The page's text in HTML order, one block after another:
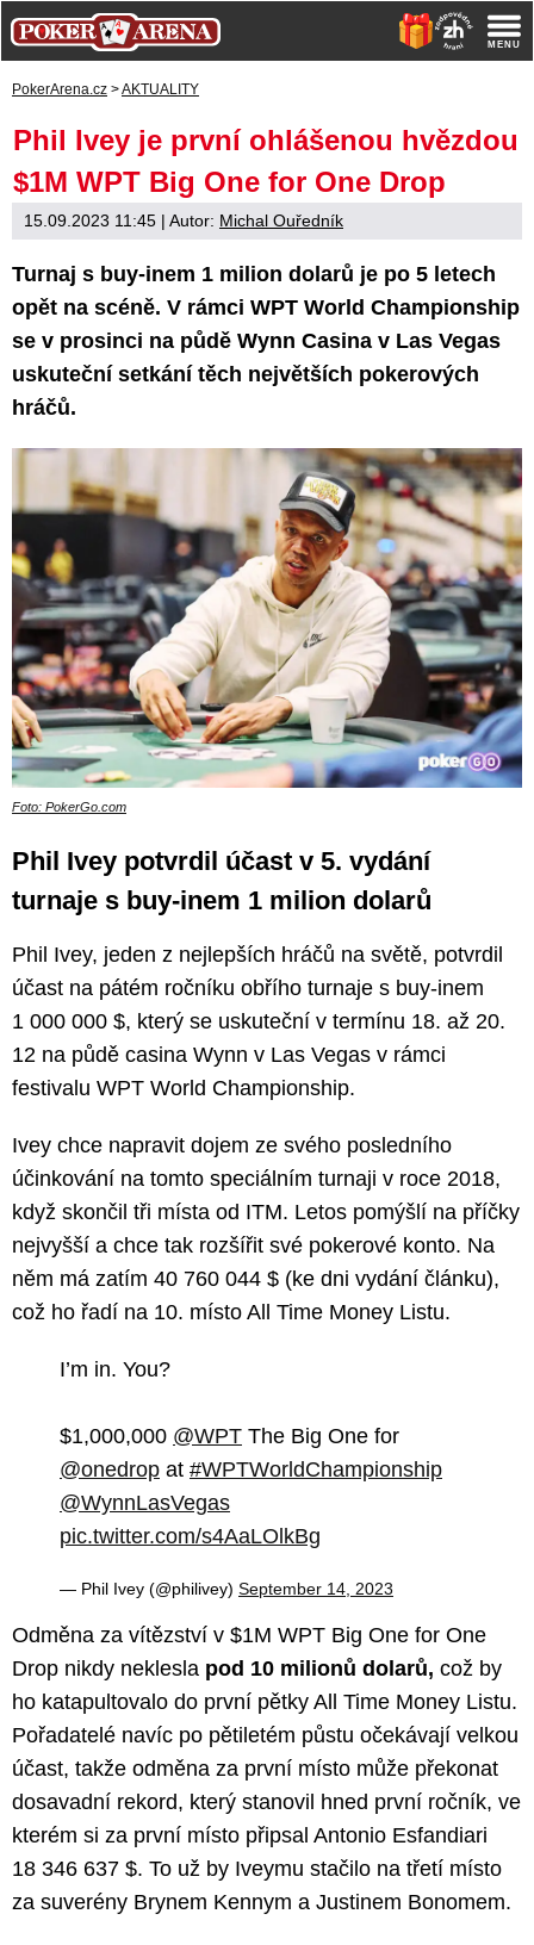
PokerArena.cz >AKTUALITY
Phil Ivey je první ohlášenou hvězdou
$1M WPT Big One for One Drop
15.09.2023 11:45 | Autor: Michal Ouředník
Turnaj s buy-inem 1 milion dolarů je po 5 letech
opět na scéně. V rámci WPT World Championship
se v prosinci na půdě Wynn Casina v Las Vegas
uskuteční setkání těch největších pokerových
hráčů.
Foto: PokerGo.com
Phil Ivey potvrdil účast v 5. vydání
turnaje s buy-inem 1 milion dolarů
Phil Ivey, jeden z nejlepších hráčů na světě, potvrdil
účast na pátém ročníku obřího turnaje s buy-inem
1 000 000 $, který se uskuteční v termínu 18. až 20.
12 na půdě casina Wynn v Las Vegas v rámci
festivalu WPT World Championship.
Ivey chce napravit dojem ze svého posledního
účinkování na tomto speciálním turnaji v roce 2018,
když skončil tři místa od ITM. Letos pomýšlí na příčky
nejvyšší a chce tak rozšířit své pokerové konto. Na
něm má zatím 40 760 044 $ (ke dni vydání článku),
což ho řadí na 10. místo All Time Money Listu.
I’m in. You?
$1,000,000 @WPT The Big One for
@onedrop at #WPTWorldChampionship
@WynnLasVegas
pic.twitter.com/s4AaLOlkBg
— Phil Ivey (@philivey) September 14, 2023
Odměna za vítězství v $1M WPT Big One for One
Drop nikdy neklesla pod 10 milionů dolarů, což by
ho katapultovalo do první pětky All Time Money Listu.
Pořadatelé navíc po pětiletém půstu očekávají velkou
účast, takže odměna za první místo může překonat
dosavadní rekord, který stanovil hned první ročník, ve
kterém si za první místo připsal Antonio Esfandiari
18 346 637 $. To už by Iveymu stačilo na třetí místo
za suverény Brynem Kennym a Justinem Bonomem.